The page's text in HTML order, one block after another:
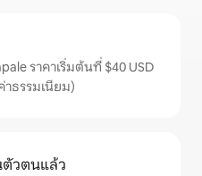
ราคาเริ่มต้นที่ $40 USD
ธรรมเนียม)
วตนแล้ว